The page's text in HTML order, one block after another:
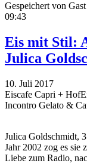
Gespeichert von
09:43
Eis mit Stil:
Julica
10. Juli 2017
Eiscafe Capri +
Incontro Gelato &
Julica Goldschmidt,
Jahr 2002 zog es sie
Liebe zum Radio,